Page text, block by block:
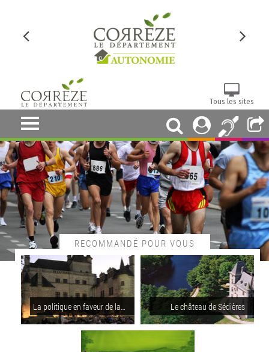
Tous les sites
RECOMMANDÉ POUR VOUS
La politique en faveur de la culture, du patrimoine et du sport Le château de Sédières